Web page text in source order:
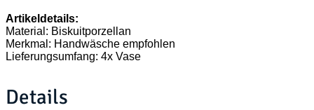
Artikeldetails:
Material: Biskuitporzellan
Merkmal: Handwäsche empfohlen
Lieferungsumfang: 4x Vase
Details